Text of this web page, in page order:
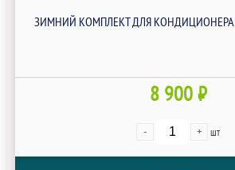
ЗИМНИЙ КОМПЛЕКТ ДЛЯ КОНДИЦИОНЕРА
8 900 ₽
- + шт